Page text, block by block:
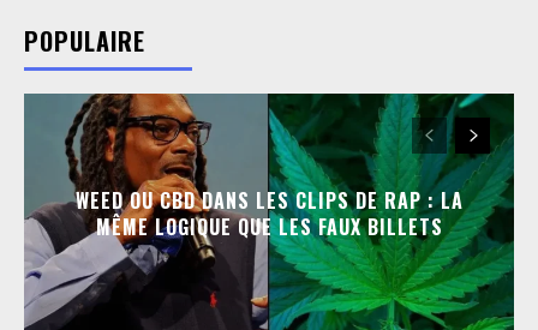
POPULAIRE
WEED OU CBD DANS LES CLIPS DE RAP : LA
MÊME LOGIQUE QUE LES FAUX BILLETS